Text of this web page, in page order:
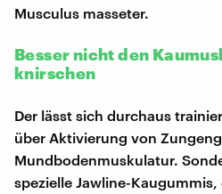
Musculus masseter.
Besser nicht den
knirschen
Der lässt sich durchaus
über Aktivierung von
Mundbodenmuskulatur.
spezielle Jawline-Kaugummis,